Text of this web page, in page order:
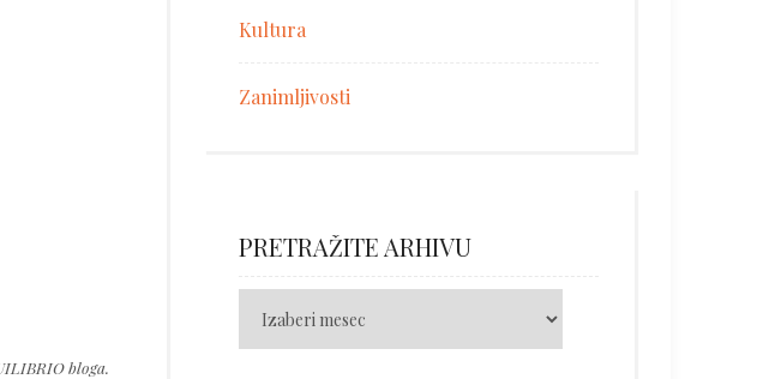
bloga.
Kultura
Zanimljivosti
PRETRAŽITE ARHIVU